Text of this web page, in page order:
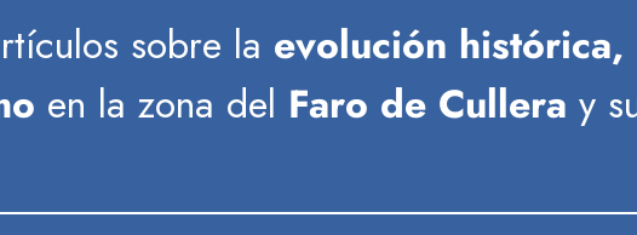
sobre la evolución histórica,
en la zona del Faro de Cullera y